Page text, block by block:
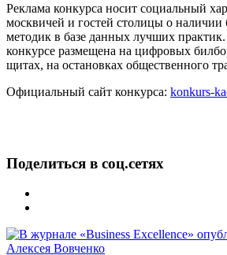
Реклама конкурса носит социальный
москвичей и гостей столицы о наличии
методик в базе данных лучших
конкурсе размещена на цифровых
щитах, на остановках общественного
Официальный сайт конкурса: konkurs-
Поделиться в соц.сетях